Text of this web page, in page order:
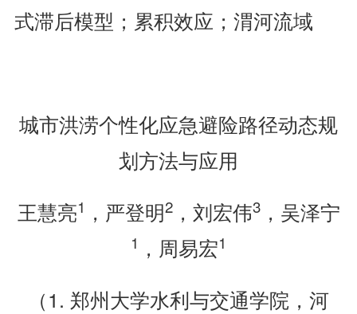
式滞后模型；累积效应；渭河流域
城市洪涝个性化应急避险路径动态规
划方法与应用
王慧亮1 ，严登明2，刘宏伟3，吴泽宁
1 ，周易宏1
（1. 郑州大学水利与交通学院，河